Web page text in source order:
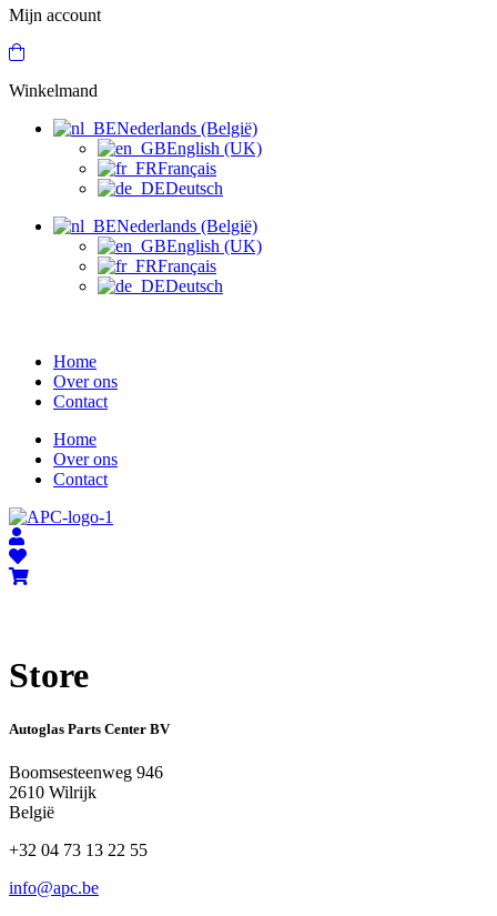
Mijn account
Winkelmand
Nederlands (België)
English (UK)
Français
Deutsch
Nederlands (België)
English (UK)
Français
Deutsch
Home
Over ons
Contact
Home
Over ons
Contact
Store
Autoglas Parts Center BV
Boomsesteenweg 946
2610 ​Wilrijk
België
+32 04 73 13 22 55
info@apc.be